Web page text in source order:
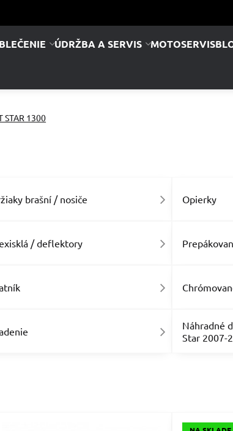
ÚDRŽBA A SERVIS MOTOSERVIS
STAR 1300
brašní / nosiče Opierky
/ deflektory
Náhradné
Star 2007-